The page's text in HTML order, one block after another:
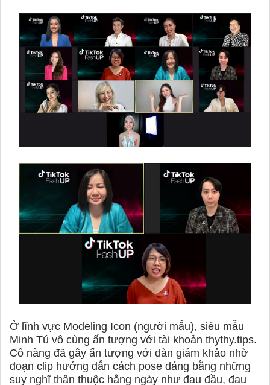
Ở lĩnh vực Modeling Icon (người mẫu), siêu mẫu
Minh Tú vô cùng ấn tượng với tài khoản thythy.tips.
Cô nàng đã gây ấn tượng với dàn giám khảo nhờ
đoạn clip hướng dẫn cách pose dáng bằng những
suy nghĩ thân thuộc hằng ngày như đau đầu, đau